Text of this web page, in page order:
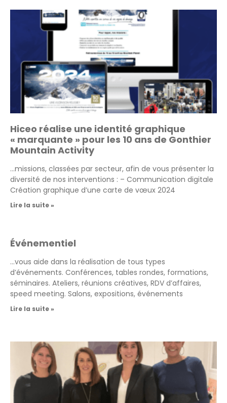
Hiceo réalise une identité graphique
« marquante » pour les 10 ans de Gonthier
Mountain Activity
…missions, classées par secteur, afin de vous présenter la
diversité de nos interventions : – Communication digitale
Création graphique d’une carte de vœux 2024
Lire la suite »
Événementiel
…vous aide dans la réalisation de tous types
d’événements. Conférences, tables rondes, formations,
séminaires. Ateliers, réunions créatives, RDV d’affaires,
speed meeting. Salons, expositions, événements
Lire la suite »